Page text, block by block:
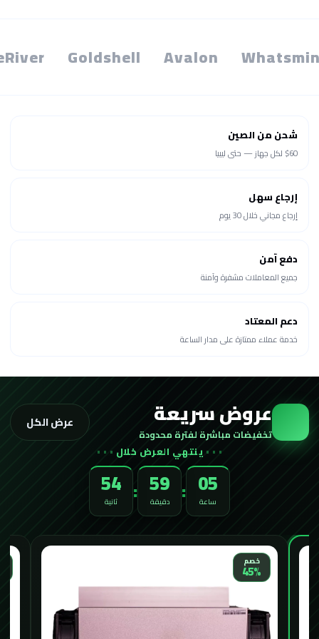
Avalon
Goldshell
شحن من الصين
$60 لكل جهاز — حتى ليبيا
إرجاع سهل
إرجاع مجاني خلال 30 يوم
دفع آمن
جميع المعاملات مشفرة وآمنة
دعم المعتاد
خدمة عملاء ممتازة على مدار الساعة
عروض سريعة
تخفيضات مباشرة لفترة محدودة
ينتهي العرض خلال
05
ساعة :
59
دقيقة :
52
ثانية
عرض الكل
الأكثر طلباً
خصم
33%